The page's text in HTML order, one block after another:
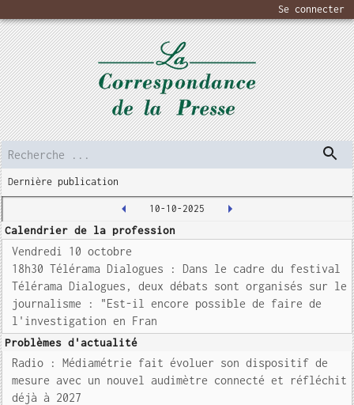
Se connecter
Dernière publication
10-10-2025
Calendrier de la profession
Vendredi 10 octobre
18h30 Télérama Dialogues : Dans le cadre du festival
Télérama Dialogues, deux débats sont organisés sur le
journalisme : "Est-il encore possible de faire de
l'investigation en Fran
Problèmes d'actualité
Radio : Médiamétrie fait évoluer son dispositif de
mesure avec un nouvel audimètre connecté et réfléchit
déjà à 2027